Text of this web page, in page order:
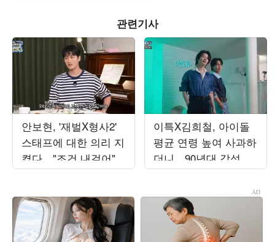
관련기사
안보현, '재벌X형사2'
스태프에 대한 의리 지
켰다…"조건 내걸어"
상남자 면모 ('목요일
이특X김희철, 아이돌
평균 연령 높여 사과하
더니…90년대 감성 재
해석 ('트기트기 이특')